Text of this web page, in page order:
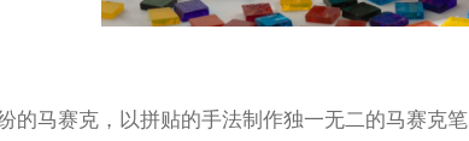
的马赛克，以拼贴的手法制作独一无二的马赛克笔